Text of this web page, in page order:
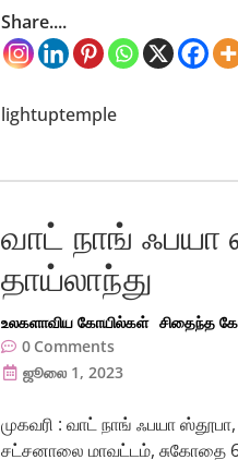
Share....
lightuptemple
வாட் நாங் ஃபயா
தாய்லாந்து
உலகளாவிய கோயில்கள் சிதைந்த
0 Comments
ஜூலை 1, 2023
முகவரி : வாட் நாங் ஃபயா
சட்சனாலை மாவட்டம், சுகோதை